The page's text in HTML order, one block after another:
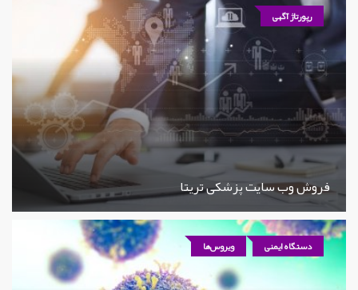
رپورتاژ آگهی
فروش وب سایت پزشکی تریتا
دستگاه ایمنی ویروس‌ها